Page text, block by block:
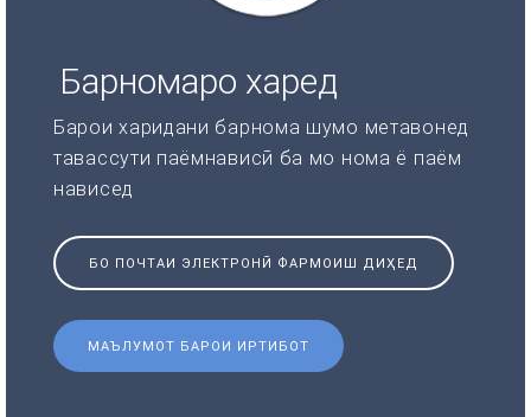
Барномаро харед
Барои харидани барнома шумо метавонед
тавассути паёмнависӣ ба мо нома ё паём
нависед
БО ПОЧТАИ ЭЛЕКТРОНӢ ФАРМОИШ ДИҲЕД
МАЪЛУМОТ БАРОИ ИРТИБОТ